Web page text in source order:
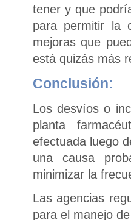
tener y que
para permitir la
mejoras que
está quizás más
Conclusión:
Los desvíos o
planta
efectuada luego
una causa
minimizar la
Las agencias
para el manejo